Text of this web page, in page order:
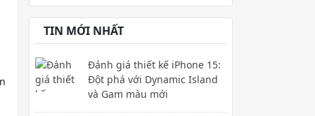
TIN MỚI NHẤT
Đánh giá thiết kế iPhone 15:
Đột phá với Dynamic Island
và Gam màu mới